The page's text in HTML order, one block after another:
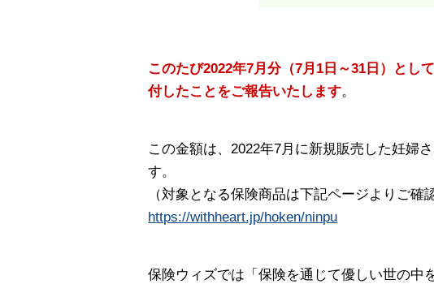
このたび2022年7月分（7月1日～31日）とし
付したことをご報告いたします。
この金額は、2022年7月に新規販売した妊婦
す。
（対象となる保険商品は下記ページよりご確
https://withheart.jp/hoken/ninpu
保険ウィズでは「保険を通じて優しい世の中